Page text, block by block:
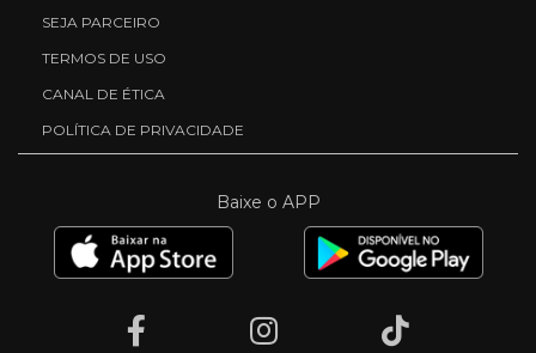
SEJA PARCEIRO
TERMOS DE USO
CANAL DE ÉTICA
POLÍTICA DE PRIVACIDADE
Baixe o APP